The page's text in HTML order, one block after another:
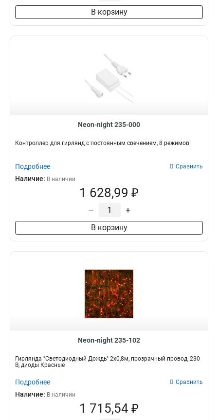
В корзину
Neon-night 235-000
Контроллер для гирлянд с постоянным свечением, 8 режимов
Подробнее Сравнить
Наличие: В наличии
1 628,99 ₽
– +
В корзину
Neon-night 235-102
Гирлянда "Светодиодный Дождь" 2x0,8м, прозрачный провод, 230
В, диоды Красные
Подробнее Сравнить
Наличие: В наличии
1 715,54 ₽